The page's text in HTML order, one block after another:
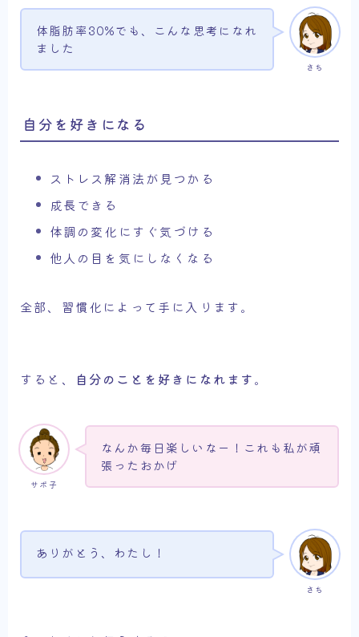
さち
体脂肪率30%でも、こんな思考になれ
ました
自分を好きになる
ストレス解消法が見つかる
成長できる
体調の変化にすぐ気づける
他人の目を気にしなくなる
全部、習慣化によって手に入ります。
すると、 自分のことを好きになれます。
サボ子
なんか毎日楽しいなー！これも私が頑
張ったおかげ
さち
ありがとう、わたし！